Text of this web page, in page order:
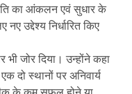
का आंकलन एवं सुधार के
उद्देश्य निर्धारित किए
जोर दिया। उन्होंने कहा
स्थानों पर अनिवार्य